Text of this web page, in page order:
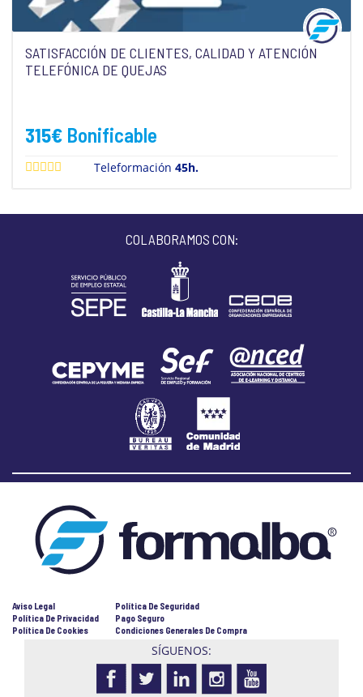
SATISFACCIÓN DE CLIENTES, CALIDAD Y ATENCIÓN
TELEFÓNICA DE QUEJAS
315€ Bonificable
Teleformación45h.
COLABORAMOS CON:
Aviso Legal
Política De Privacidad
Política De Cookies
Política De Seguridad
Pago Seguro
Condiciones Generales De Compra
SÍGUENOS: